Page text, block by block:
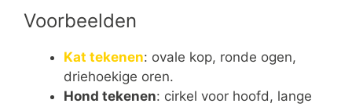
Voorbeelden
Kat tekenen: ovale kop, ronde ogen,
driehoekige oren.
Hond tekenen: cirkel voor hoofd, lange